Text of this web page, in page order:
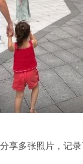
享多张照片，记录